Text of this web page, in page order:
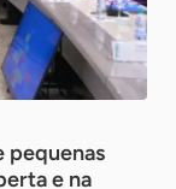
pequenas
e na